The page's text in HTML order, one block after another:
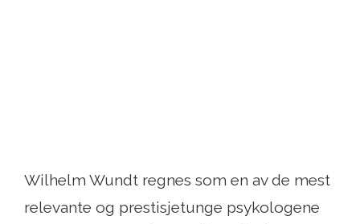
Wilhelm Wundt regnes som en av de mest
relevante og prestisjetunge psykologene